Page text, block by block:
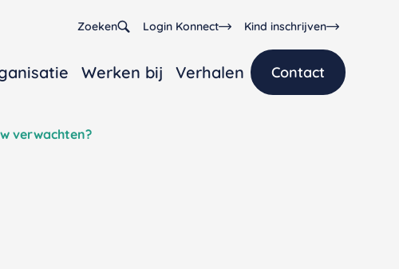
Werken bij Verhalen Contact
Zoeken Login Konnect Kind inschrijven
verwachten?